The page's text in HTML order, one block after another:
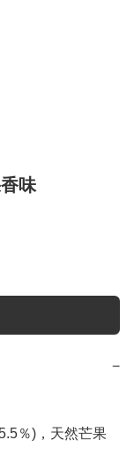
味
−
％)，天然芒果